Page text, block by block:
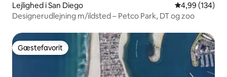
Lejlighed i San Diego 4,99 ud af 5 i
4,99 (134)
Designerudlejning m/ildsted – Petco Park, DT og zoo
Gæstefavorit
Gæstefavorit